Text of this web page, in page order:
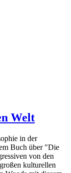
Welt
in der
Buch über "Die
von den
kulturellen